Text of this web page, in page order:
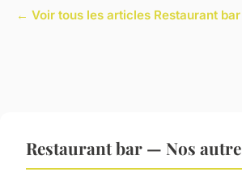
← Voir tous les articles Restaurant bar
Restaurant bar — Nos